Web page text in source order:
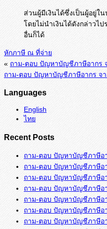
ส่วนผู้มีเงินได้ซึ่งเป็นผู้อยู่ใน
โดยไม่นำเงินได้ดังกล่าวไ
อื่นก็ได้
หักภาษี ณ ที่จ่าย
« ถาม-ตอบ ปัญหาบัญชีภาษีอากร
ถาม-ตอบ ปัญหาบัญชีภาษีอากร จ
Languages
English
ไทย
Recent Posts
ถาม-ตอบ ปัญหาบัญชีภาษีอ
ถาม-ตอบ ปัญหาบัญชีภาษีอ
ถาม-ตอบ ปัญหาบัญชีภาษีอ
ถาม-ตอบ ปัญหาบัญชีภาษีอ
ถาม-ตอบ ปัญหาบัญชีภาษีอ
ถาม-ตอบ ปัญหาบัญชีภาษีอ
ถาม-ตอบ ปัญหาบัญชีภาษีอ